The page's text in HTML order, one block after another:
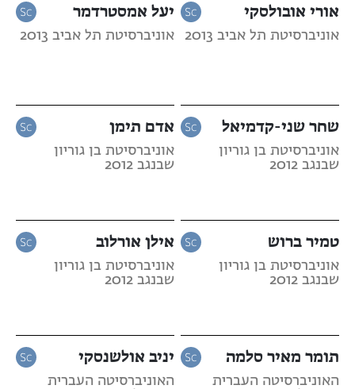
אורי אובולסקי
אוניברסיטת תל אביב 2013
יעל אמסטרדמר
אוניברסיטת תל אביב 2013
שחר שני-קדמיאל
אוניברסיטת בן גוריון
שבנגב 2012
אדם תימן
אוניברסיטת בן גוריון
שבנגב 2012
טמיר ברוש
אוניברסיטת בן גוריון
שבנגב 2012
אילן אורלוב
אוניברסיטת בן גוריון
שבנגב 2012
תומר מאיר סלמה
האוניברסיטה העברית
יניב אולשנסקי
האוניברסיטה העברית